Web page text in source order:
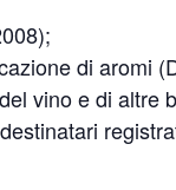
di aromi
vino e di